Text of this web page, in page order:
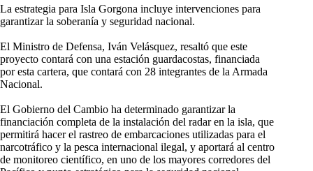
La estrategia para Isla Gorgona incluye intervenciones para
garantizar la soberanía y seguridad nacional.
El Ministro de Defensa, Iván Velásquez, resaltó que este
proyecto contará con una estación guardacostas, financiada
por esta cartera, que contará con 28 integrantes de la Armada
Nacional.
El Gobierno del Cambio ha determinado garantizar la
financiación completa de la instalación del radar en la isla, que
permitirá hacer el rastreo de embarcaciones utilizadas para el
narcotráfico y la pesca internacional ilegal, y aportará al centro
de monitoreo científico, en uno de los mayores corredores del